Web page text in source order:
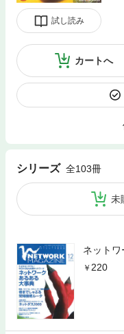
試し読み
カートへ
シリーズ 全103冊
未
ネット
220